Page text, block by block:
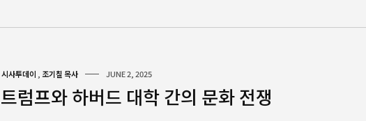
시사투데이 조기칠 목사 JUNE 2, 2025
트럼프와 하버드 대학 간의 문화 전쟁